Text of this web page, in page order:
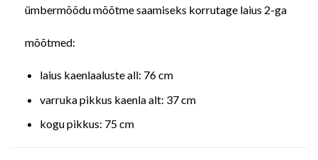
ümbermõõdu mõõtme saamiseks korrutage laius 2-ga
mõõtmed:
laius kaenlaaluste all: 76 cm
varruka pikkus kaenla alt: 37 cm
kogu pikkus: 75 cm